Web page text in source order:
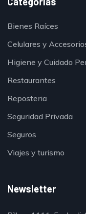
Bienes Raíces
Celulares y
Higiene y Cuidado
Restaurantes
Reposteria
Seguridad Privada
Seguros
Viajes y turismo
Newsletter